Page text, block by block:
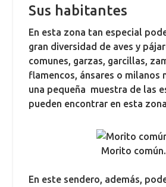
Sus habitantes
En esta zona tan especial
gran diversidad de aves y
comunes, garzas, garcillas,
flamencos, ánsares o milanos
una pequeña muestra de las
pueden encontrar en esta
Morito común.
En este sendero, además,